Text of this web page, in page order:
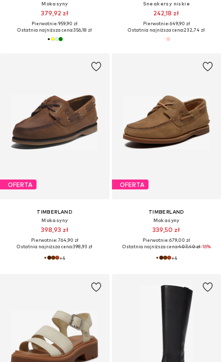
Mokasyny
379,92 zł
Pierwotnie: 959,90 zł
Ostatnia najniższa cena:356,18 zł
Sneakersy niskie
242,18 zł
Pierwotnie: 649,90 zł
Ostatnia najniższa cena:232,74 zł
OFERTA
TIMBERLAND
Mokasyny
398,93 zł
Pierwotnie: 764,90 zł
Ostatnia najniższa cena:398,93 zł
+4
OFERTA
TIMBERLAND
Mokasyny
339,50 zł
Pierwotnie: 679,00 zł
Ostatnia najniższa cena:407,40 zł-16%
+4